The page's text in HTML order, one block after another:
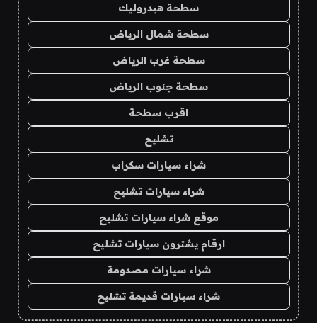
سطحة هيدروليك
سطحة شمال الرياض
سطحة غرب الرياض
سطحة جنوب الرياض
اقرب سطحة
تشليح
شراء سيارات سكراب
شراء سيارات تشليح
موقع شراء سيارات تشليح
ارقام يشترون سيارات تشليح
شراء سيارات مصدومة
شراء سيارات قديمة تشليح